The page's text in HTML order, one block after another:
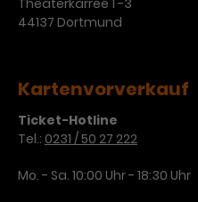
Theaterkarree 1 -3
44137 Dortmund
Kartenvorverkauf
Ticket-Hotline
Tel.: 0231 / 50 27 222
Mo. - Sa. 10:00 Uhr - 18:30 Uhr